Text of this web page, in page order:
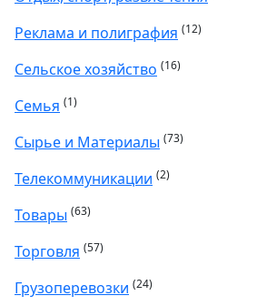
Реклама и полиграфия (12)
Сельское хозяйство (16)
Семья (1)
Сырье и Материалы (73)
Телекоммуникации (2)
Товары (63)
Торговля (57)
Грузоперевозки (24)